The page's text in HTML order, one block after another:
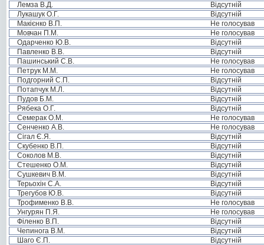
Лемза В.Д.
Відсутній
Лукашук О.Г.
Відсутній
Макієнко В.П.
Не голосував
Мовчан П.М.
Не голосував
Одарченко Ю.В.
Відсутній
Павленко В.В.
Відсутній
Пашинський С.В.
Не голосував
Петрук М.М.
Не голосував
Подгорний С.П.
Відсутній
Потапчук М.Л.
Відсутній
Пудов Б.М.
Відсутній
Рябека О.Г.
Відсутній
Семерак О.М.
Не голосував
Сенченко А.В.
Не голосував
Сігал Є.Я.
Відсутній
Скубенко В.П.
Відсутній
Соколов М.В.
Відсутній
Стешенко О.М.
Відсутній
Сушкевич В.М.
Відсутній
Терьохін С.А.
Відсутній
Трегубов Ю.В.
Відсутній
Трофименко В.В.
Не голосував
Унгурян П.Я.
Не голосував
Філенко В.П.
Відсутній
Чепинога В.М.
Відсутній
Шаго Є.П.
Відсутній